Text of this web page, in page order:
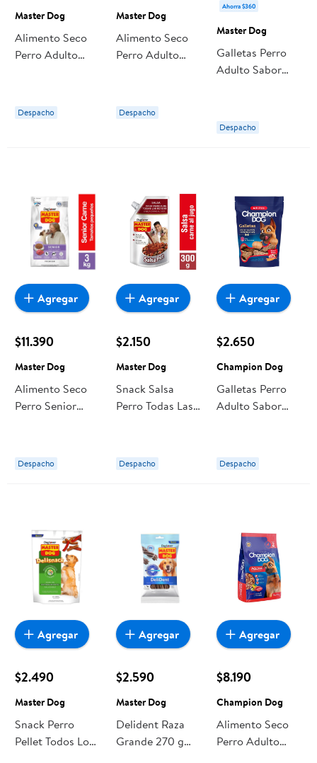
Master Dog
Alimento Seco
Perro Adulto
Sabor Carne
Bolsa 3 Kg
Despacho
Master Dog
Alimento Seco
Perro Adulto
Master Dog
Despacho
Ahorra $360
Master Dog
Galletas Perro
Adulto Sabor
Despacho
$11.390
Master Dog
Alimento Seco
Perro Senior
Master Dog
Despacho
Agregar
$2.150
Master Dog
Snack Salsa
Perro Todas Las
Doypack 300 g
Master Dog
Despacho
Agregar
$2.650
Champion Dog
Galletas Perro
Adulto Sabor
Despacho
Agregar
$2.490
Master Dog
Snack Perro
Pellet Todos Los
Agregar
$2.590
Master Dog
Delident Raza
Grande 270 g
Agregar
$8.190
Champion Dog
Alimento Seco
Perro Adulto
Agregar